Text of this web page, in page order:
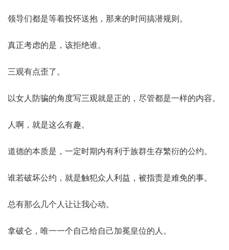
领导们都是等着投怀送抱，那来的时间搞潜规则。
真正考虑的是，该拒绝谁。
三观有点歪了。
以女人防骗的角度写三观就是正的，尽管都是一样的内容。
人啊，就是这么有趣。
道德的本质是，一定时期内有利于族群生存繁衍的公约。
谁若破坏公约，就是触犯众人利益，被指责是难免的事。
总有那么几个人让让我心动。
拿破仑，唯一一个自己给自己加冕皇位的人。